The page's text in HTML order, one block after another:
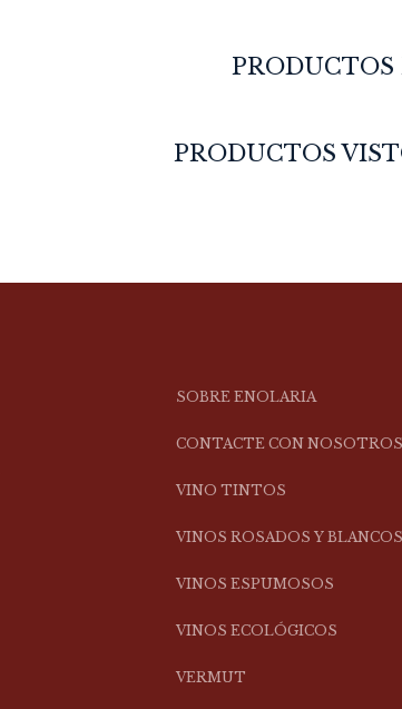
PRODUCTOS
SOBRE ENOLARIA
CONTACTE CON NOSOTROS
VINO TINTOS
VINOS ROSADOS Y BLANCOS
VINOS ESPUMOSOS
VINOS ECOLÓGICOS
VERMUT